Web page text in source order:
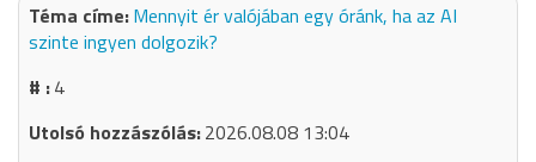
Mennyit ér valójában egy óránk, ha az AI
szinte ingyen dolgozik?
4
2026.08.08 13:04